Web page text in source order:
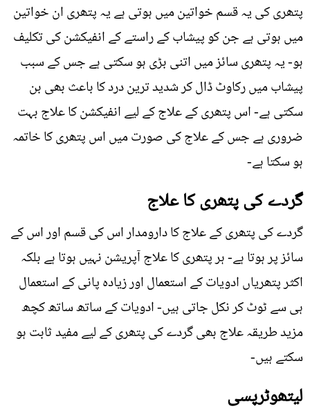
پتھری کی یہ قسم خواتین میں ہوتی ہے یہ پتھری ان خواتین
میں ہوتی ہے جن کو پیشاب کے راستے کے انفیکشن کی تکلیف
ہو- یہ پتھری سائز میں اتنی بڑی ہو سکتی ہے جس کے سبب
پیشاب میں رکاوٹ ڈال کر شدید ترین درد کا باعث بھی بن
سکتی ہے- اس پتھری کے علاج کے لیے انفیکشن کا علاج بہت
ضروری ہے جس کے علاج کی صورت میں اس پتھری کا خاتمہ
ہو سکتا ہے-
گردے کی پتھری کا علاج
گردے کی پتھری کے علاج کا دارومدار اس کی قسم اور اس کے
سائز پر ہوتا ہے- ہر پتھری کا علاج آپریشن نہیں ہوتا ہے بلکہ
اکثر پتھریاں ادویات کے استعمال اور زیادہ پانی کے استعمال
ہی سے ٹوٹ کر نکل جاتی ہیں- ادویات کے ساتھ ساتھ کچھ
مزید طریقہ علاج بھی گردے کی پتھری کے لیے مفید ثابت ہو
سکتے ہیں-
لیتھوٹرپسی